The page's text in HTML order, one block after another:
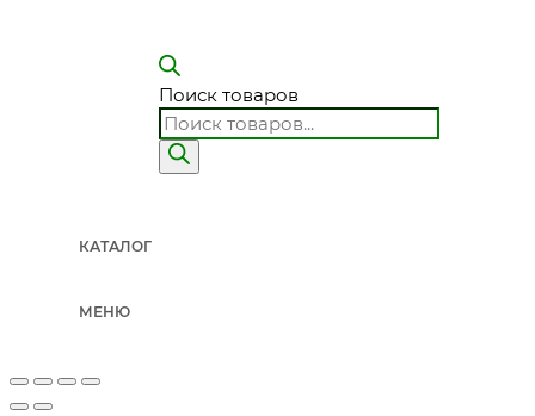
Поиск товаров
КАТАЛОГ
МЕНЮ